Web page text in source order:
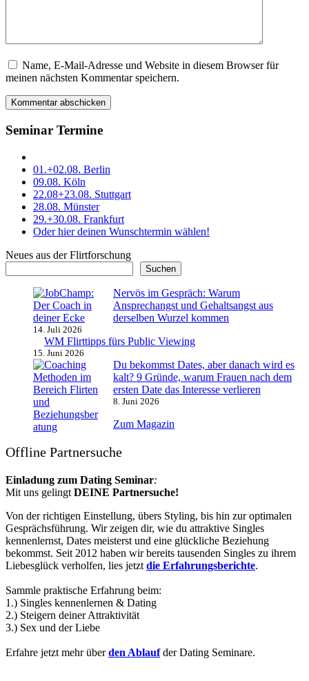
Dieses
bitte
leer
lassen
Name, E-Mail-Adresse und Website in diesem Browser für
meinen nächsten Kommentar speichern.
Seminar Termine
01.+02.08. Berlin
09.08. Köln
22.08+23.08. Stuttgart
28.08. Münster
29.+30.08. Frankfurt
Oder hier deinen Wunschtermin wählen!
Neues aus der Flirtforschung
Suchen
Nervös im Gespräch: Warum
Ansprechangst und Gehaltsangst aus
derselben Wurzel kommen
14. Juli 2026
WM Flirttipps fürs Public Viewing
15. Juni 2026
Du bekommst Dates, aber danach wird es
kalt? 9 Gründe, warum Frauen nach dem
ersten Date das Interesse verlieren
8. Juni 2026
Zum Magazin
Offline Partnersuche
Einladung zum Dating Seminar:
Mit uns gelingt DEINE Partnersuche!
Von der richtigen Einstellung, übers Styling, bis hin zur optimalen
Gesprächsführung. Wir zeigen dir, wie du attraktive Singles
kennenlernst, Dates meisterst und eine glückliche Beziehung
bekommst. Seit 2012 haben wir bereits tausenden Singles zu ihrem
Liebesglück verholfen, lies jetzt die Erfahrungsberichte.
Sammle praktische Erfahrung beim:
1.) Singles kennenlernen & Dating
2.) Steigern deiner Attraktivität
3.) Sex und der Liebe
Erfahre jetzt mehr überden Ablaufder Dating Seminare.